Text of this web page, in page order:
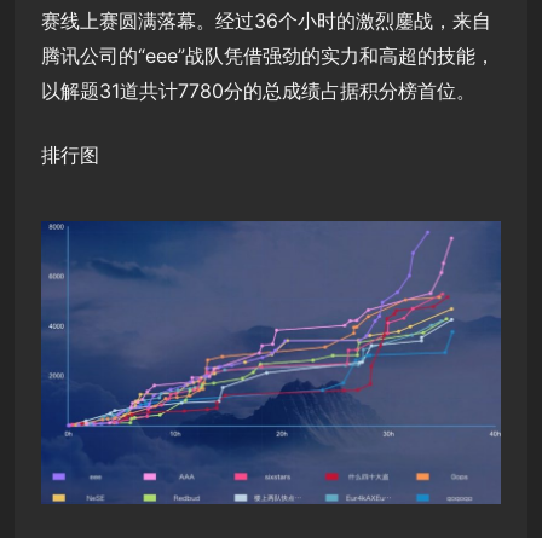
赛线上赛圆满落幕。经过36个小时的激烈鏖战，来自
腾讯公司的“eee”战队凭借强劲的实力和高超的技能，
以解题31道共计7780分的总成绩占据积分榜首位。
排行图